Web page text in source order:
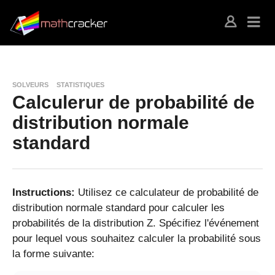
SOLVEURS STATISTIQUES
Calculerur de probabilité de
distribution normale
standard
Instructions: Utilisez ce calculateur de probabilité de
distribution normale standard pour calculer les
probabilités de la distribution Z. Spécifiez l'événement
pour lequel vous souhaitez calculer la probabilité sous
la forme suivante: